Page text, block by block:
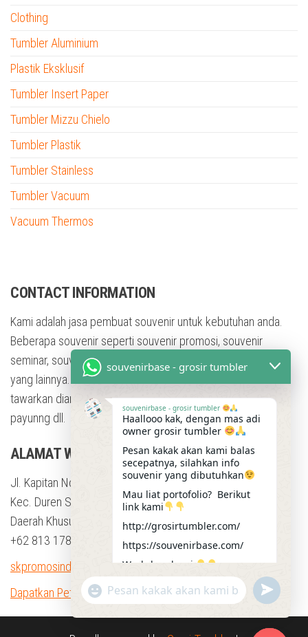
Clothing
Tumbler Aluminium
Plastik Eksklusif
Tumbler Insert Paper
Tumbler Mizzu Chielo
Tumbler Plastik
Tumbler Stainless
Tumbler Vacuum
Vacuum Thermos
CONTACT INFORMATION
Kami adalah jasa pembuat souvenir untuk kebutuhan anda.
Beberapa souvenir seperti souvenir promosi, souvenir
seminar, souvenir training, souvenir pesta, dan masih banyak
yang lainnya. Dengan berbagai bentuk souvenir yang kami
tawarkan diantaranya adalah tumbler, mug, flashdisk, Kaos,
payunng dll.
ALAMAT WORKSHOP
Jl. Kapitan No.23b, RT.9/RW.4, Klender
Kec. Duren Sawit, Kota Jakarta Timur,
Daerah Khusus Ibukota Jakarta 13470
+62 813 1784 4012
skpromosindo@gmail.com
Dapatkan Petunjuk Arah
souvenirbase - grosir tumbler
souvenirbase - grosir tumbler
Haallooo kak, dengan mas adi
owner grosir tumbler
Pesan kakak akan kami balas
secepatnya, silahkan info
souvenir yang dibutuhkan
Mau liat portofolio? Berikut
link kami
http://grosirtumbler.com/
https://souvenirbase.com/
Workshop kami
https://maps.app.goo.gl/kRkgZ
HdKp2TiLGt66
11:10
"
+
c
W
h
u
n
d
e